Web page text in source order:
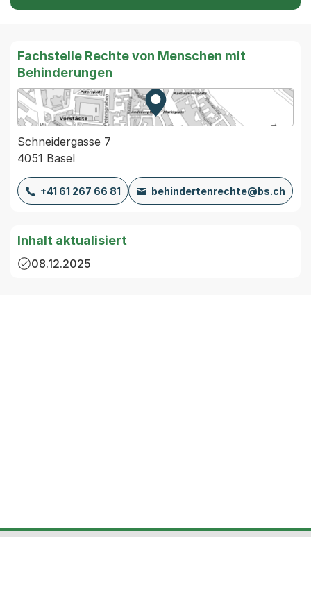
Fachstelle Rechte von Menschen mit
Behinderungen
Zur Karte von MapBS.
Externer Link, wird in einem
Schneidergasse 7
4051 Basel
+41 61 267 66 81 behindertenrechte@bs.ch
Inhalt aktualisiert
08.12.2025